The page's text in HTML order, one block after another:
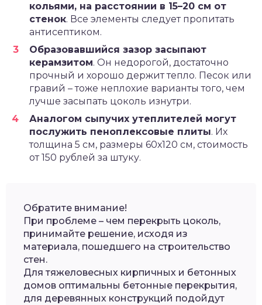
кольями, на расстоянии в 15–20 см от
стенок. Все элементы следует пропитать
антисептиком.
Образовавшийся зазор засыпают
керамзитом. Он недорогой, достаточно
прочный и хорошо держит тепло. Песок или
гравий – тоже неплохие варианты того, чем
лучше засыпать цоколь изнутри.
Аналогом сыпучих утеплителей могут
послужить пеноплексовые плиты. Их
толщина 5 см, размеры 60х120 см, стоимость
от 150 рублей за штуку.
Обратите внимание!
При проблеме – чем перекрыть цоколь,
принимайте решение, исходя из
материала, пошедшего на строительство
стен.
Для тяжеловесных кирпичных и бетонных
домов оптимальны бетонные перекрытия,
для деревянных конструкций подойдут